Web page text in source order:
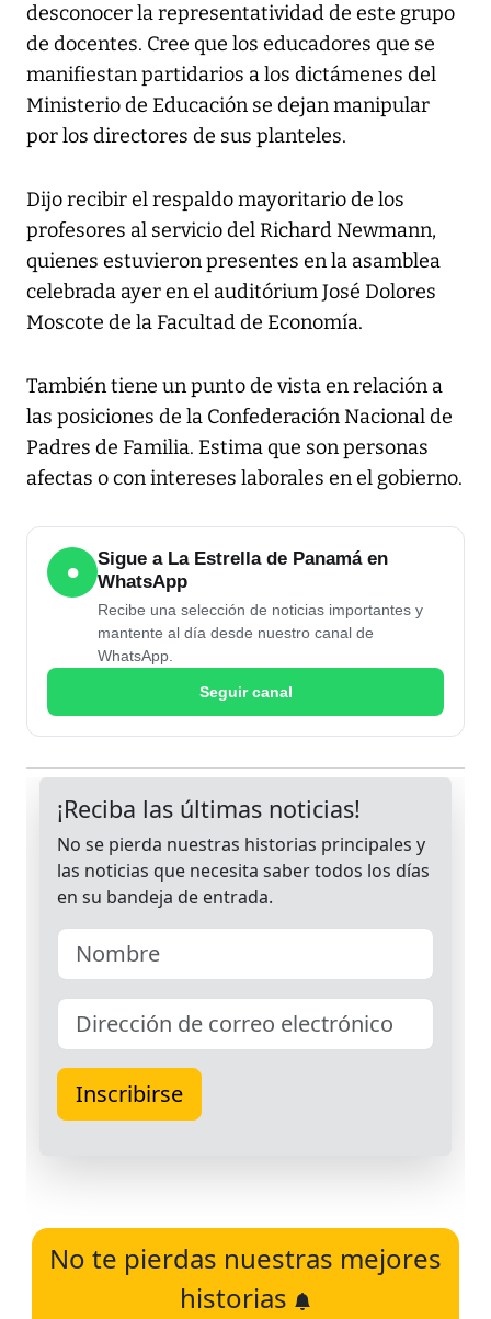
desconocer la representatividad de este grupo
de docentes. Cree que los educadores que se
manifiestan partidarios a los dictámenes del
Ministerio de Educación se dejan manipular
por los directores de sus planteles.
Dijo recibir el respaldo mayoritario de los
profesores al servicio del Richard Newmann,
quienes estuvieron presentes en la asamblea
celebrada ayer en el auditórium José Dolores
Moscote de la Facultad de Economía.
También tiene un punto de vista en relación a
las posiciones de la Confederación Nacional de
Padres de Familia. Estima que son personas
afectas o con intereses laborales en el gobierno.
●
Sigue a La Estrella de Panamá en
WhatsApp
Recibe una selección de noticias importantes y
mantente al día desde nuestro canal de
WhatsApp.
Seguir canal
No te pierdas nuestras mejores
historias